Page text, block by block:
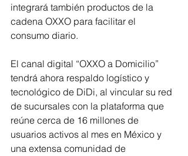
integrará también productos de la
cadena OXXO para facilitar el
consumo diario.
El canal digital “OXXO a Domicilio”
tendrá ahora respaldo logístico y
tecnológico de DiDi, al vincular su red
de sucursales con la plataforma que
reúne cerca de 16 millones de
usuarios activos al mes en México y
una extensa comunidad de